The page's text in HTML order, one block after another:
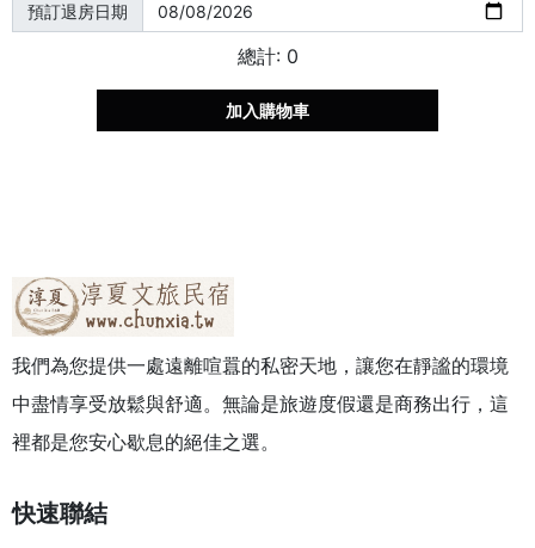
預訂退房日期
總計: 0
加入購物車
我們為您提供一處遠離喧囂的私密天地，讓您在靜謐的環境
中盡情享受放鬆與舒適。無論是旅遊度假還是商務出行，這
裡都是您安心歇息的絕佳之選。
快速聯結